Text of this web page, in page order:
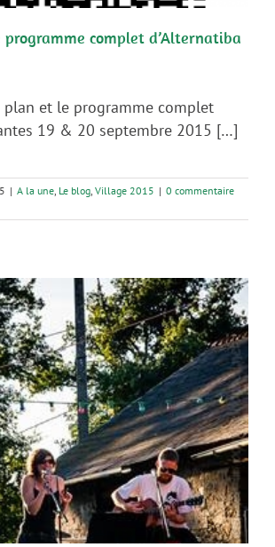
programme complet d’Alternatiba
plan et le programme complet
19 & 20 septembre 2015 […]
| A la une Le blog Village 2015 | 0 commentaire